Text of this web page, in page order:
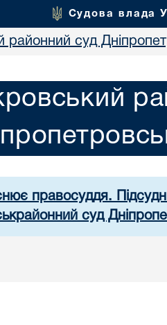
Судова влада
районний суд
правосуддя.
суд